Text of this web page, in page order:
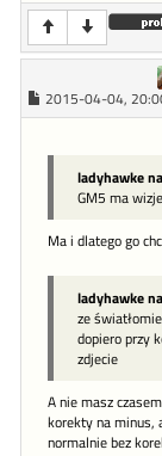
2015-04-04,
ladyhawke
GM5 ma
Ma i dlatego go
ladyhawke
ze
dopiero przy
zdjecie
A nie masz
korekty na minus,
normalnie bez